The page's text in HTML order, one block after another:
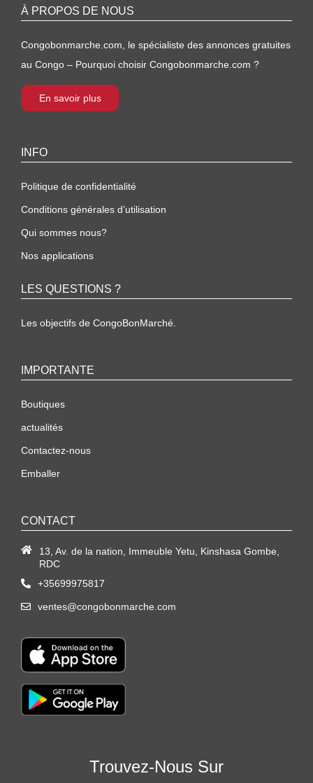
À PROPOS DE NOUS
Congobonmarche.com, le spécialiste des annonces gratuites
au Congo – Pourquoi choisir Congobonmarche.com ?
En savoir plus
INFO
Politique de confidentialité
Conditions générales d’utilisation
Qui sommes nous?
Nos applications
LES QUESTIONS ?
Les objectifs de CongoBonMarché.
IMPORTANTE
Boutiques
actualités
Contactez-nous
Emballer
CONTACT
13, Av. de la nation, Immeuble Yetu, Kinshasa Gombe,
RDC
+35699975817
ventes@congobonmarche.com
Trouvez-Nous Sur